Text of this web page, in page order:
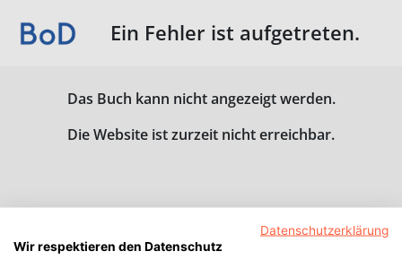
Ein Fehler ist aufgetreten.
Das Buch kann nicht angezeigt werden.
Die Website ist zurzeit nicht erreichbar.
Datenschutzerklärung
Wir respektieren den Datenschutz